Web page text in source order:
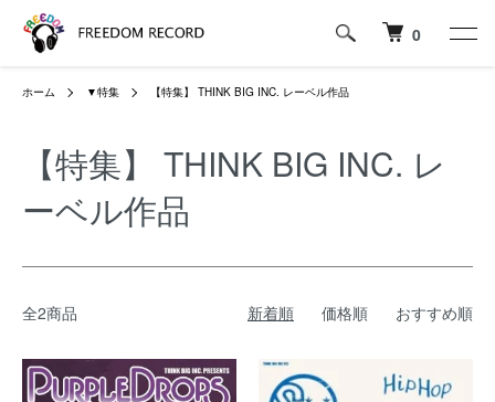
0
ホーム ▼特集 【特集】 THINK BIG INC. レーベル作品
【特集】 THINK BIG INC. レ
ーベル作品
全2商品 新着順 価格順 おすすめ順